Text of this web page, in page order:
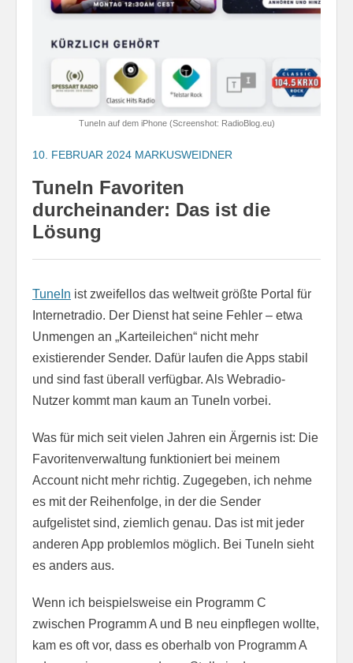
TuneIn auf dem iPhone (Screenshot: RadioBlog.eu)
10. FEBRUAR 2024 MARKUSWEIDNER
TuneIn Favoriten
durcheinander: Das ist die
Lösung
TuneIn ist zweifellos das weltweit größte Portal für
Internetradio. Der Dienst hat seine Fehler – etwa
Unmengen an „Karteileichen“ nicht mehr
existierender Sender. Dafür laufen die Apps stabil
und sind fast überall verfügbar. Als Webradio-
Nutzer kommt man kaum an TuneIn vorbei.
Was für mich seit vielen Jahren ein Ärgernis ist: Die
Favoritenverwaltung funktioniert bei meinem
Account nicht mehr richtig. Zugegeben, ich nehme
es mit der Reihenfolge, in der die Sender
aufgelistet sind, ziemlich genau. Das ist mit jeder
anderen App problemlos möglich. Bei TuneIn sieht
es anders aus.
Wenn ich beispielsweise ein Programm C
zwischen Programm A und B neu einpflegen wollte,
kam es oft vor, dass es oberhalb von Programm A